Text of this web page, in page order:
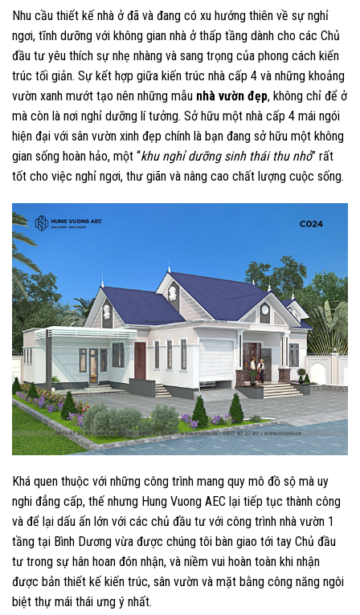
Nhu cầu thiết kế nhà ở đã và đang có xu hướng thiên về sự nghỉ
ngơi, tĩnh dưỡng với không gian nhà ở thấp tầng dành cho các Chủ
đầu tư yêu thích sự nhẹ nhàng và sang trọng của phong cách kiến
trúc tối giản. Sự kết hợp giữa kiến trúc nhà cấp 4 và những khoảng
vườn xanh mướt tạo nên những mẫu nhà vườn đẹp, không chỉ để ở
mà còn là nơi nghỉ dưỡng lí tưởng. Sở hữu một nhà cấp 4 mái ngói
hiện đại với sân vườn xinh đẹp chính là bạn đang sở hữu một không
gian sống hoàn hảo, một “khu nghỉ dưỡng sinh thái thu nhỏ” rất
tốt cho việc nghỉ ngơi, thư giãn và nâng cao chất lượng cuộc sống.
Khá quen thuộc với những công trình mang quy mô đồ sộ mà uy
nghi đẳng cấp, thế nhưng Hung Vuong AEC lại tiếp tục thành công
và để lại dấu ấn lớn với các chủ đầu tư với công trình nhà vườn 1
tầng tại Bình Dương vừa được chúng tôi bàn giao tới tay Chủ đầu
tư trong sự hân hoan đón nhận, và niềm vui hoàn toàn khi nhận
được bản thiết kế kiến trúc, sân vườn và mặt bằng công năng ngôi
biệt thự mái thái ưng ý nhất.